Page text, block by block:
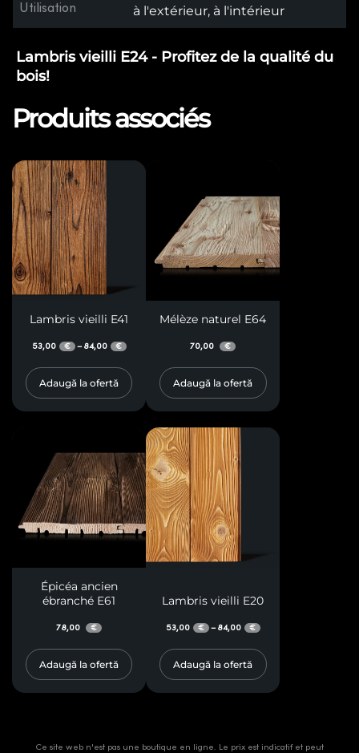
Utilisation à l'extérieur, à l'intérieur
Lambris vieilli E24 - Profitez de la qualité du
bois!
Produits associés
Lambris vieilli E41
53,00 € – 84,00 €
Adaugă la ofertă
Mélèze naturel E64
70,00 €
Adaugă la ofertă
Épicéa ancien
ébranché E61
78,00 €
Adaugă la ofertă
Lambris vieilli E20
53,00 € – 84,00 €
Adaugă la ofertă
Ce site web n'est pas une boutique en ligne. Le prix est indicatif et peut